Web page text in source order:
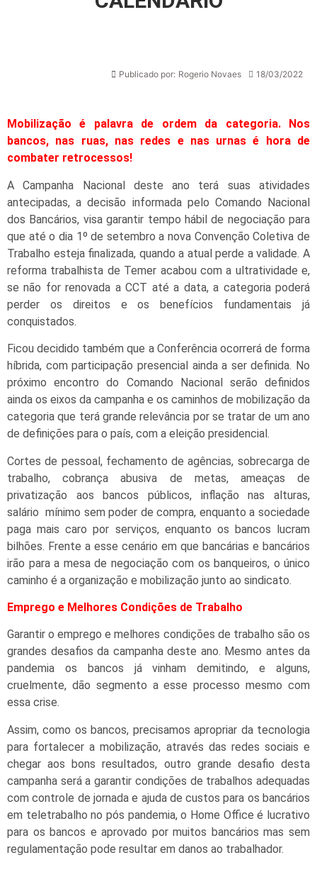
Publicado por: Rogerio Novaes 18/03/2022
Mobilização é palavra de ordem da categoria. Nos
bancos, nas ruas, nas redes e nas urnas é hora de
combater retrocessos!
A Campanha Nacional deste ano terá suas atividades
antecipadas, a decisão informada pelo Comando Nacional
dos Bancários, visa garantir tempo hábil de negociação para
que até o dia 1º de setembro a nova Convenção Coletiva de
Trabalho esteja finalizada, quando a atual perde a validade. A
reforma trabalhista de Temer acabou com a ultratividade e,
se não for renovada a CCT até a data, a categoria poderá
perder os direitos e os benefícios fundamentais já
conquistados.
Ficou decidido também que a Conferência ocorrerá de forma
híbrida, com participação presencial ainda a ser definida. No
próximo encontro do Comando Nacional serão definidos
ainda os eixos da campanha e os caminhos de mobilização da
categoria que terá grande relevância por se tratar de um ano
de definições para o país, com a eleição presidencial.
Cortes de pessoal, fechamento de agências, sobrecarga de
trabalho, cobrança abusiva de metas, ameaças de
privatização aos bancos públicos, inflação nas alturas,
salário mínimo sem poder de compra, enquanto a sociedade
paga mais caro por serviços, enquanto os bancos lucram
bilhões. Frente a esse cenário em que bancárias e bancários
irão para a mesa de negociação com os banqueiros, o único
caminho é a organização e mobilização junto ao sindicato.
Emprego e Melhores Condições de Trabalho
Garantir o emprego e melhores condições de trabalho são os
grandes desafios da campanha deste ano. Mesmo antes da
pandemia os bancos já vinham demitindo, e alguns,
cruelmente, dão segmento a esse processo mesmo com
essa crise.
Assim, como os bancos, precisamos apropriar da tecnologia
para fortalecer a mobilização, através das redes sociais e
chegar aos bons resultados, outro grande desafio desta
campanha será a garantir condições de trabalhos adequadas
com controle de jornada e ajuda de custos para os bancários
em teletrabalho no pós pandemia, o Home Office é lucrativo
para os bancos e aprovado por muitos bancários mas sem
regulamentação pode resultar em danos ao trabalhador.